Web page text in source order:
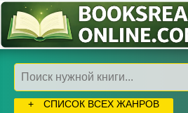
СПИСОК ВСЕХ ЖАНРОВ